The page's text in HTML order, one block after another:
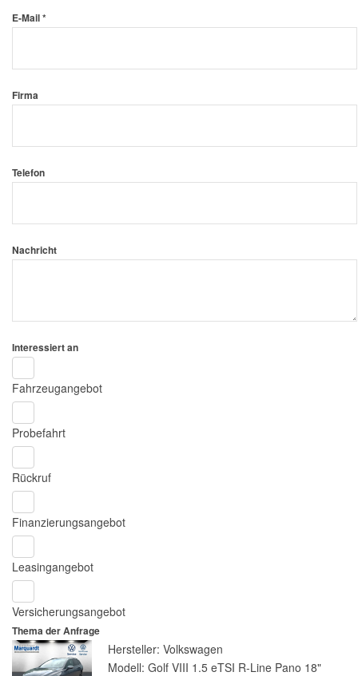
E-Mail *
Firma
Telefon
Nachricht
Interessiert an
Fahrzeugangebot
Probefahrt
Rückruf
Finanzierungsangebot
Leasingangebot
Versicherungsangebot
Thema der Anfrage
Hersteller: Volkswagen
Modell: Golf VIII 1.5 eTSI R-Line Pano 18"